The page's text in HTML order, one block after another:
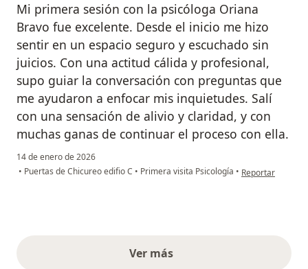
Mi primera sesión con la psicóloga Oriana
Bravo fue excelente. Desde el inicio me hizo
sentir en un espacio seguro y escuchado sin
juicios. Con una actitud cálida y profesional,
supo guiar la conversación con preguntas que
me ayudaron a enfocar mis inquietudes. Salí
con una sensación de alivio y claridad, y con
muchas ganas de continuar el proceso con ella.
14 de enero de 2026
• Puertas de Chicureo edifio C • Primera visita Psicología • en opinión del
Reportar
Ver másopiniones anteriores